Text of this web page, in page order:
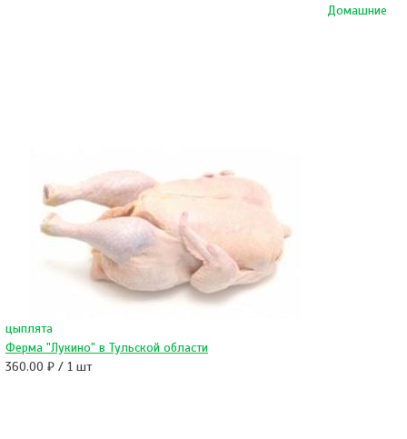
Домашние
цыплята
Ферма "Лукино" в Тульской области
360.00 ₽ / 1 шт